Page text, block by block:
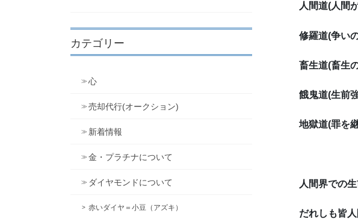
人間道(人間
修羅道(争い
畜生道(畜生
餓鬼道(生前
地獄道(罪を
人間界での
だれしも皆
カテゴリー
心
売却代行(オークション)
新着情報
金・プラチナについて
ダイヤモンドについて
赤いダイヤ＝小豆（アズキ）